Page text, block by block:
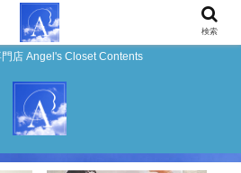
店 Angel's Closet Contents
検索